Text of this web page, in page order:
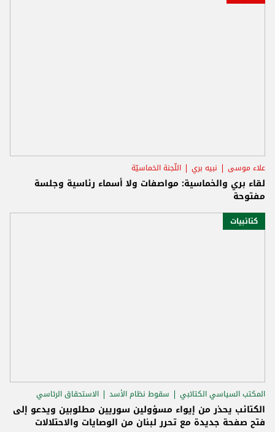
علاء موسى نبيه بري اللّجنة الخماسيّة
لقاء بري والخماسية: مواصفات ولا أسماء رئاسية وجلسة
مفتوحة
كتائبيات
المكتب السياسي الكتائبي سقوط نظام الأسد الاستحقاق الرئاسي
الكتائب يحذر من إيواء مسؤولين سوريين مطلوبين ويدعو إلى
فتح صفحة جديدة مع تحرر لبنان من الوصايات والاحتلالات